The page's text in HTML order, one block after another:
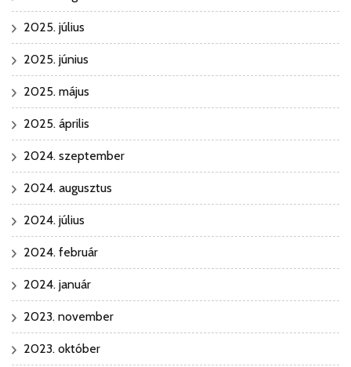
2025. július
2025. június
2025. május
2025. április
2024. szeptember
2024. augusztus
2024. július
2024. február
2024. január
2023. november
2023. október